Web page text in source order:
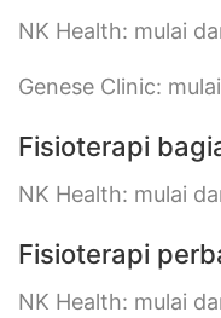
NK Health: mulai
Genese Clinic:
Fisioterapi
NK Health: mulai
Fisioterapi
NK Health: mulai